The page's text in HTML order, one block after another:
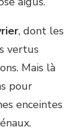
, dont les
vertus
Mais là
pour
enceintes